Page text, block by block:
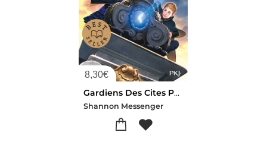
8,30€
Gardiens Des Cites Perdues Tome 1
Shannon Messenger